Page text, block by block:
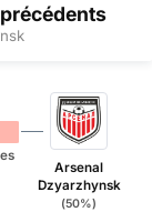
Arsenal
Dzyarzhynsk
(50%)